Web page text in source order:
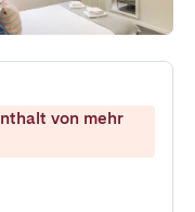
von mehr